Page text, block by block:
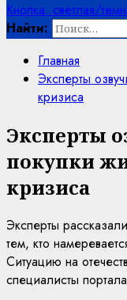
Кнопка: светлая/
Найти:
Главная
Эксперты
кризиса
Эксперты
покупки
кризиса
Эксперты
тем, кто
Ситуацию на
специалисты